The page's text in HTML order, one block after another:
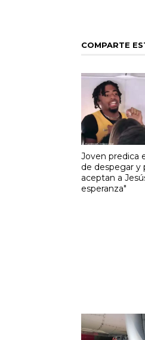
COMPARTE
Joven predica
de despegar y
aceptan a
esperanza"